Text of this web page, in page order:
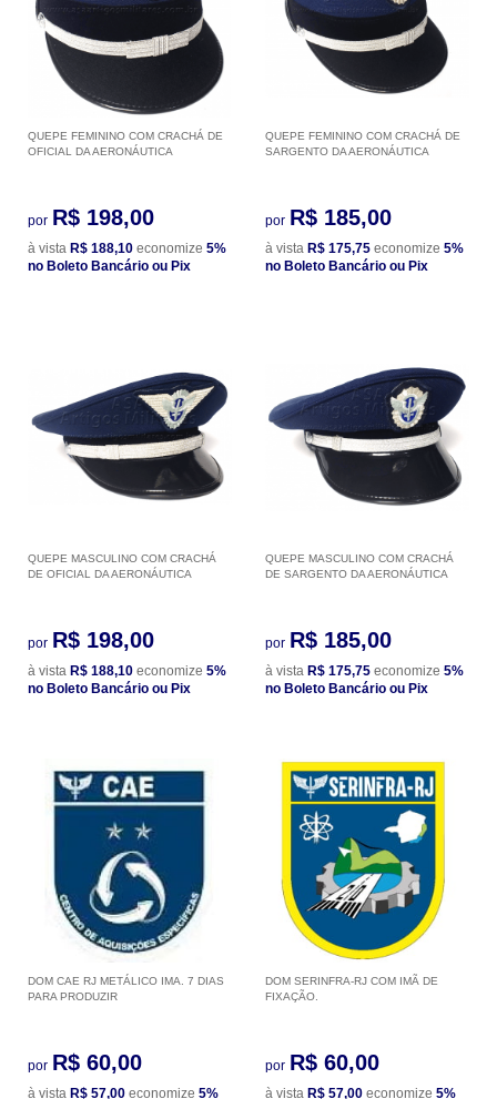
QUEPE FEMININO COM CRACHÁ DE
OFICIAL DA AERONÁUTICA
por R$ 198,00
à vista R$ 188,10 economize 5%
no Boleto Bancário ou Pix
QUEPE FEMININO COM CRACHÁ DE
SARGENTO DA AERONÁUTICA
por R$ 185,00
à vista R$ 175,75 economize 5%
no Boleto Bancário ou Pix
QUEPE MASCULINO COM CRACHÁ
DE OFICIAL DA AERONÁUTICA
por R$ 198,00
à vista R$ 188,10 economize 5%
no Boleto Bancário ou Pix
QUEPE MASCULINO COM CRACHÁ
DE SARGENTO DA AERONÁUTICA
por R$ 185,00
à vista R$ 175,75 economize 5%
no Boleto Bancário ou Pix
DOM CAE RJ METÁLICO IMA. 7 DIAS
PARA PRODUZIR
por R$ 60,00
à vista R$ 57,00 economize 5%
DOM SERINFRA-RJ COM IMÃ DE
FIXAÇÃO.
por R$ 60,00
à vista R$ 57,00 economize 5%